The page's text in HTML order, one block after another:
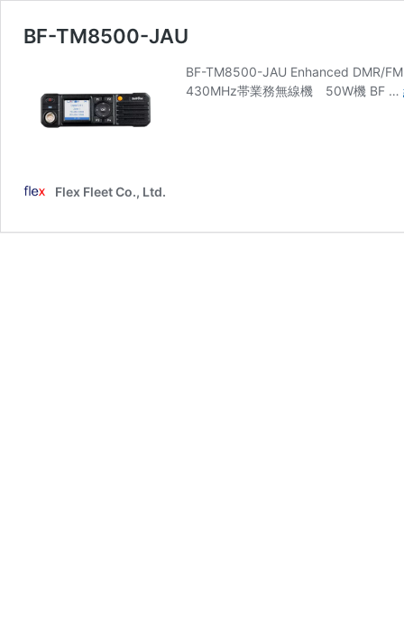
BF-TM8500-JAU
BF-TM8500-JAU Enhanced DMR/
430MHz帯業務無線機 50W機 BF …
Flex Fleet Co., Ltd.